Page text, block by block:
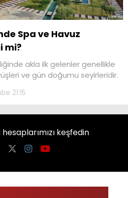
Spa ve Havuz
mi?
akla ilk gelenler genellikle
ve gün doğumu seyirleridir.
21:15
keşfedin